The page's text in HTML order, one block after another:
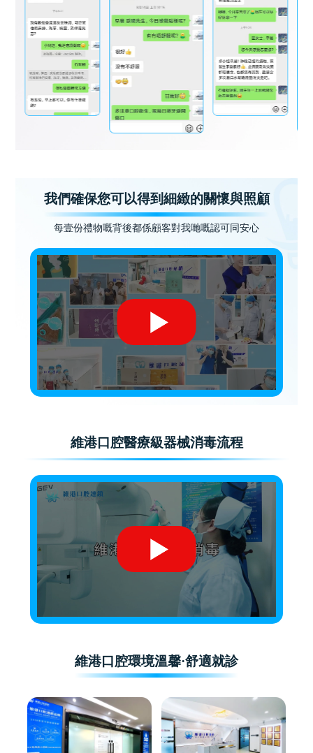
我們確保您可以得到細緻的關懷與照顧
每壹份禮物嘅背後都係顧客對我哋嘅認可同安心
維港口腔醫療級器械消毒流程
維港口腔環境溫馨·舒適就診